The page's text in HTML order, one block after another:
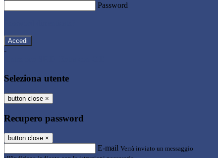
Password
-
Seleziona utente
button close ×
Recupero password
button close ×
E-mail Verrà inviato un messaggio